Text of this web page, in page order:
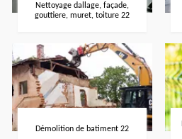
Nettoyage dallage, façade,
gouttiere, muret, toiture 22
Démolition de batiment 22